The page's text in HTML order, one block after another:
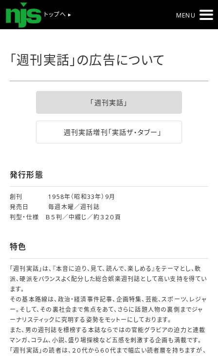
トップへ ▸ MENU
「週刊実話」の広告について
「週刊実話」
週刊実話増刊「実話ザ・タブー」
発行形態
創刊 1958年（昭和33年）9月
発売日 毎週木曜／週刊誌
判型・仕様 Ｂ５判／中綴じ／約３２０頁
特色
「週刊実話」は、『本音に迫り、見て、読んで、楽しめる』をテーマとし、軟
派、硬派をバランスよく配分した総合娯楽週刊誌として高い支持を得てい
ます。
その基本路線は、政治・経済事件記事、企画特集、芸能、スポーツ、レジャ
ー。そして、その裏社会まで焦点をあて、さらに話題人物の裏側までジャ
ーナリスティックに究明する姿勢をモットーにしております。
また、男の週刊誌を標榜する本誌ならではの官能グラビアの迫力と連載
マンガ、コラム、小説、盛り場探検など五感を刺激する企画も満載です。
「週刊実話」の読者は、２０代から６０代まで幅広い読者層を持ちますが、